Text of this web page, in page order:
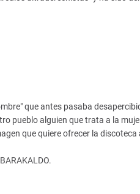
que antes pasaba
pueblo alguien que trata a la
que quiere ofrecer la discoteca
BARAKALDO.